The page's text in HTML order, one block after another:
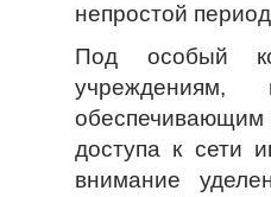
непростой
Под особый
учреждениям,
обеспечивающим
доступа к сети
внимание